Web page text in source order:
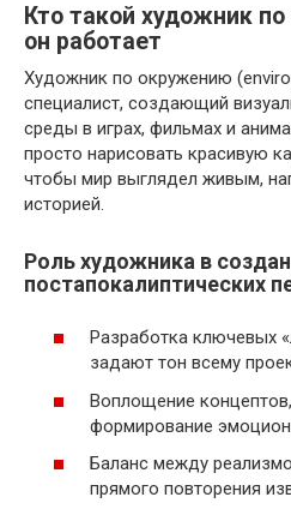
Кто такой художник
он работает
Художник по окружению
специалист, создающий
среды в играх, фильмах и
просто нарисовать красивую
чтобы мир выглядел живым,
историей.
Роль художника в
постапокалиптических
Разработка ключевых
задают тон всему
Воплощение
формирование
Баланс между
прямого повторения